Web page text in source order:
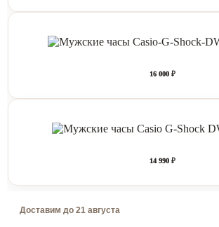
16 000 ₽
14 990 ₽
Доставим до 21 августа